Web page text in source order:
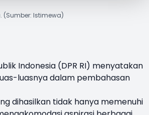
(Sumber: Istimewa)
Indonesia (DPR RI) menyatakan
luasnya dalam pembahasan
dihasilkan tidak hanya memenuhi